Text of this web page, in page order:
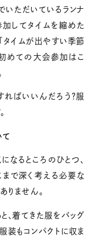
いただいているランナ
してタイムを縮めた
タイムが出やすい季節
めての大会参加はこ
ばいいんだろう？服
て
なるところのひとつ、
で深く考える必要な
りません。
、着てきた服をバッグ
装もコンパクトに収ま